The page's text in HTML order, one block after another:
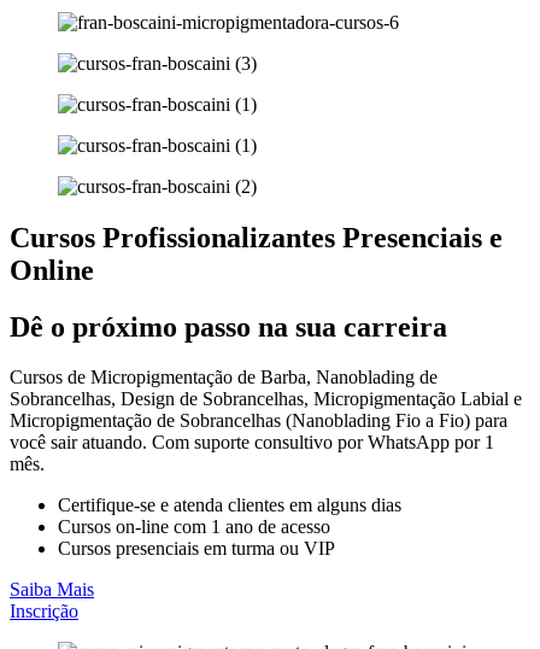
Cursos Profissionalizantes Presenciais e
Online
Dê o próximo passo na sua carreira
Cursos de Micropigmentação de Barba, Nanoblading de
Sobrancelhas, Design de Sobrancelhas, Micropigmentação Labial e
Micropigmentação de Sobrancelhas (Nanoblading Fio a Fio) para
você sair atuando. Com suporte consultivo por WhatsApp por 1
mês.
Certifique-se e atenda clientes em alguns dias
Cursos on-line com 1 ano de acesso
Cursos presenciais em turma ou VIP
Saiba Mais
Inscrição